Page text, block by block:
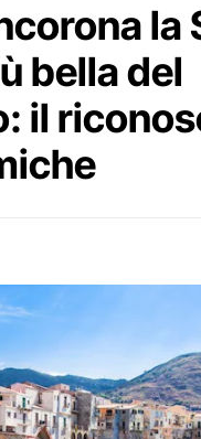
la
bella del
il